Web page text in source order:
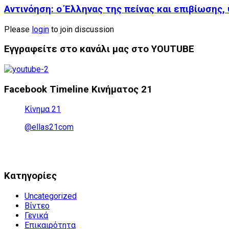
Αντινόηση: ο Έλληνας της πείνας και
Please login to join discussion
Εγγραφείτε στο κανάλι μας στο YOUTUBE
Facebook Timeline Κινήματος 21
Κίνημα 21
@ellas21com
Kατηγορίες
Uncategorized
Βίντεο
Γενικά
Επικαιρότητα